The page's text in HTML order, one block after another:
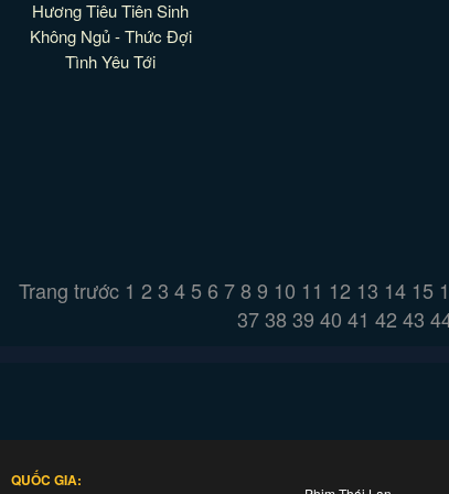
Hương Tiêu Tiên Sinh
Không Ngủ - Thức Đợi
Tình Yêu Tới
Trang trước 1 2 3 4 5 6 7 8 9 10 11 12 13 14 15
3738 39 40 41 42 43
QUỐC GIA: